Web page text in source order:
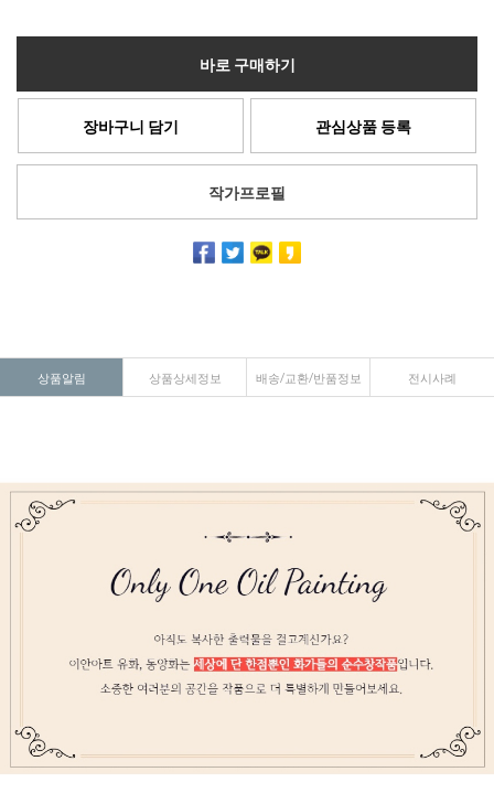
바로 구매하기
장바구니 담기 관심상품 등록
작가프로필
상품알림 상품상세정보 배송/교환/반품정보 전시사례